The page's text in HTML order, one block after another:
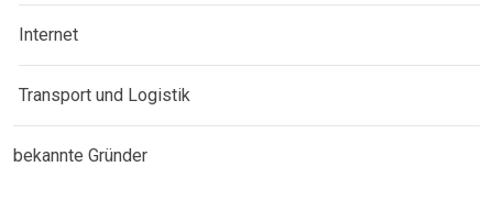
Internet
Transport und Logistik
bekannte Gründer